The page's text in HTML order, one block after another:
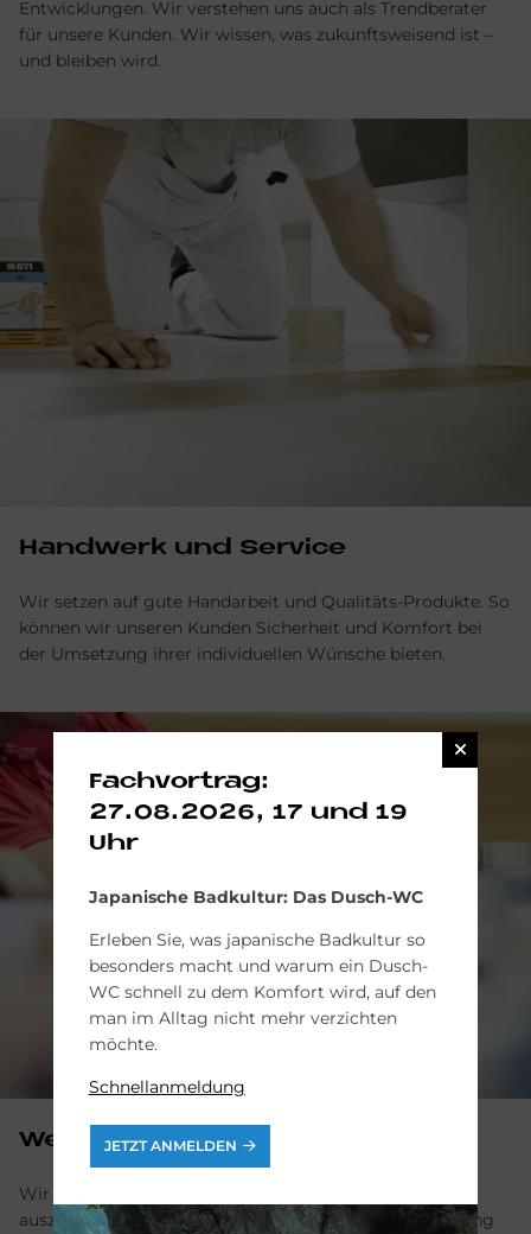
Entwicklungen. Wir verstehen uns auch als Trendberater
für unsere Kunden. Wir wissen, was zukunftsweisend ist –
und bleiben wird.
Handwerk und Service
Wir setzen auf gute Handarbeit und Qualitäts-Produkte. So
können wir unseren Kunden Sicherheit und Komfort bei
der Umsetzung ihrer individuellen Wünsche bieten.
Weiter dank Weiterbildung
Wir legen Wert darauf, hochqualifizierte Fachleute
auszubilden und mit einer systematischen Weiterbildung
Fachvortrag:
27.08.2026, 17 und 19
Uhr
Japanische Badkultur: Das Dusch-WC
Erleben Sie, was japanische Badkultur so
besonders macht und warum ein Dusch-
WC schnell zu dem Komfort wird, auf den
man im Alltag nicht mehr verzichten
möchte.
Schnellanmeldung
JETZT ANMELDEN